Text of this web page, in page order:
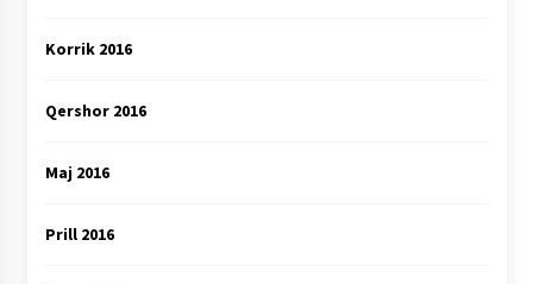
Korrik 2016
Qershor 2016
Maj 2016
Prill 2016